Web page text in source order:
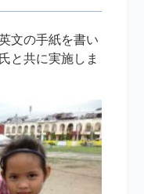
文の手紙を書い
と共に実施しま